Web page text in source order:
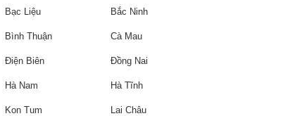
Bạc Liệu Bắc Ninh
Bình Thuận Cà Mau
Điện Biên Đồng Nai
Hà Nam Hà Tĩnh
Kon Tum Lai Châu